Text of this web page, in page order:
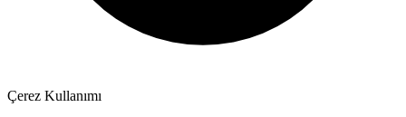
Çerez Kullanımı